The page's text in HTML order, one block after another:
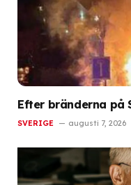
Efter bränderna på
SVERIGE augusti 7, 2026